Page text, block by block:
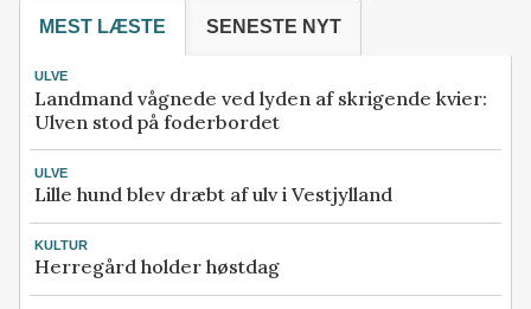
MEST LÆSTE SENESTE NYT
ULVE
Landmand vågnede ved lyden af skrigende kvier:
Ulven stod på foderbordet
ULVE
Lille hund blev dræbt af ulv i Vestjylland
KULTUR
Herregård holder høstdag